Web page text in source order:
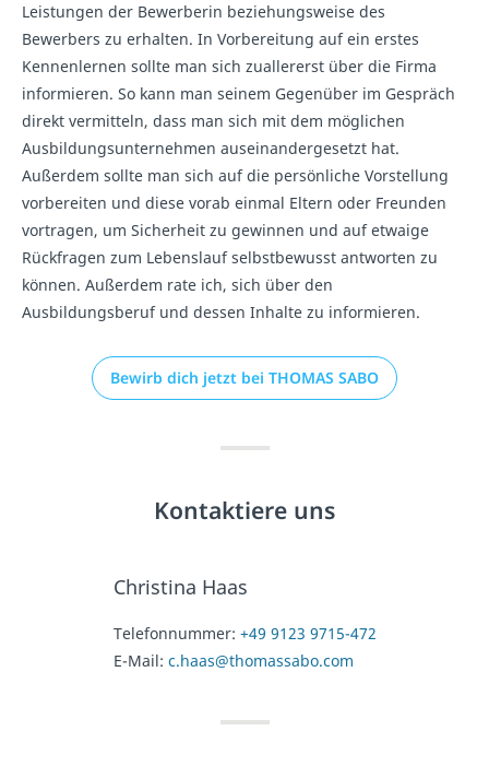
Leistungen der Bewerberin beziehungsweise des
Bewerbers zu erhalten. In Vorbereitung auf ein erstes
Kennenlernen sollte man sich zuallererst über die Firma
informieren. So kann man seinem Gegenüber im Gespräch
direkt vermitteln, dass man sich mit dem möglichen
Ausbildungsunternehmen auseinandergesetzt hat.
Außerdem sollte man sich auf die persönliche Vorstellung
vorbereiten und diese vorab einmal Eltern oder Freunden
vortragen, um Sicherheit zu gewinnen und auf etwaige
Rückfragen zum Lebenslauf selbstbewusst antworten zu
können. Außerdem rate ich, sich über den
Ausbildungsberuf und dessen Inhalte zu informieren.
Bewirb dich jetzt bei THOMAS SABO
Kontaktiere uns
Christina Haas
Telefonnummer: +49 9123 9715-472
E-Mail: c.haas@thomassabo.com